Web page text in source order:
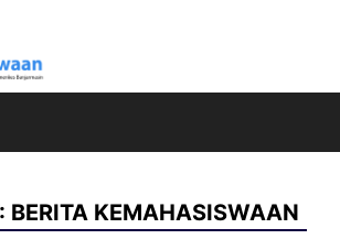
BERITA KEMAHASISWAAN